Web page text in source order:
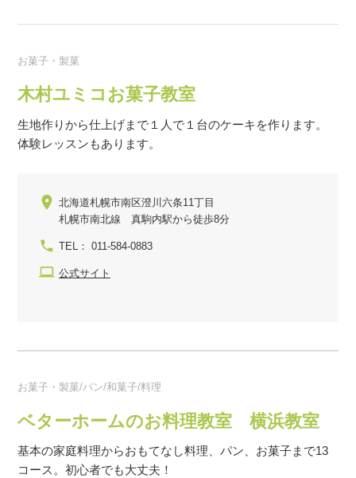
お菓子・製菓
木村ユミコお菓子教室
生地作りから仕上げまで１人で１台のケーキを作ります。
体験レッスンもあります。
北海道札幌市南区澄川六条11丁目
札幌市南北線 真駒内駅から徒歩8分
TEL： 011-584-0883
公式サイト
お菓子・製菓/パン/和菓子/料理
ベターホームのお料理教室 横浜教室
基本の家庭料理からおもてなし料理、パン、お菓子まで13
コース。初心者でも大丈夫！